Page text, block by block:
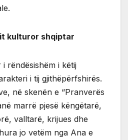
kulturor shqiptar
rëndësishëm i këtij
i tij gjithëpërfshirës.
në skenën e “Pranverës
marrë pjesë këngëtarë,
valltarë, krijues dhe
jo vetëm nga Ana e